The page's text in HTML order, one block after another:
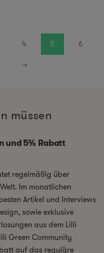
4 5
6
→
müssen
und 5% Rabatt
regelmäßig über
Im monatlichen
Artikel und Interviews
sowie exklusive
aus dem Lilli
Green Community
auf das reguläre